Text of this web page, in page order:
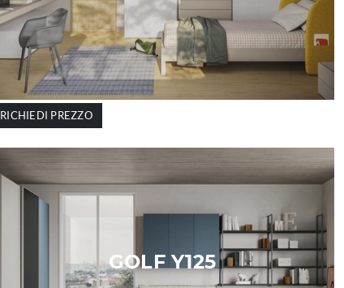
RICHIEDI PREZZO
GOLF Y125